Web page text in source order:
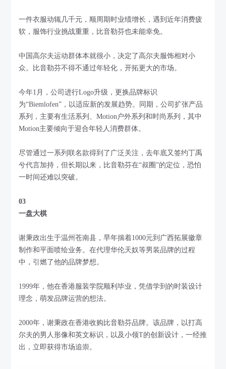
一件衣服动辄几千元，顺周期时业绩增长，遇到近年消费疲
软，服饰行业挑战重重，比音勒芬也未能幸免。
中国高尔夫运动群体本就很小，决定了高尔夫服饰相对小
众。比音勒芬不得不通过年轻化，开拓更大的市场。
今年1月，公司进行Logo升级，更换品牌标识
为“Biemlofen”，以适应新的发展趋势。同期，公司扩张产品
系列，主要有生活系列、Motion户外系列和时尚系列，其中
Motion主要倾向于迎合年轻人消费群体。
尽管通过一系列联名款得到了广泛关注，去年底又签约丁禹
兮代言加持，但长期以来，比音勒芬在“叔圈”的定位，恐怕
一时间还难以突破。
03
一盘大棋
谢秉政出生于温州苍南县，早年揣着1000元到广西拓展徽章
制作和平面喷绘业务。在代理华伦天奴等男装品牌的过程
中，引燃了他的品牌梦想。
1999年，他在香港服装学院顺利毕业，凭借学到的时装设计
理念，萌发品牌运营的想法。
2000年，谢秉政在香港收购比音勒芬品牌。该品牌，以打高
尔夫的男人形像和英文标识，以及小领T的创新设计，一经推
出，立即获得市场追崇。